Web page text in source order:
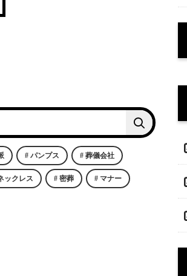
パンプス 葬儀会社
ックレス 密葬 マナー